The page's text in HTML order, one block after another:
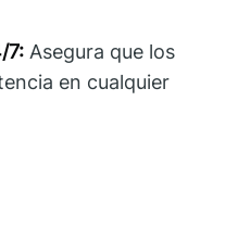
7: Asegura que los
en cualquier